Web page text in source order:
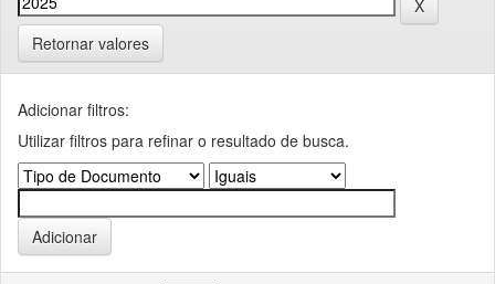
Retornar valores
Adicionar filtros:
Utilizar filtros para refinar o resultado de busca.